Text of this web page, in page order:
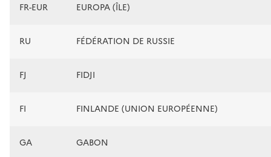
FR-EUR EUROPA (ÎLE)
RU FÉDÉRATION DE RUSSIE
FJ FIDJI
FI FINLANDE (UNION EUROPÉENNE)
GA GABON